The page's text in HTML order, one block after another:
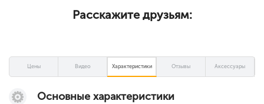
Расскажите друзьям:
Цены Видео Характеристики Отзывы Аксессуары
Основные характеристики